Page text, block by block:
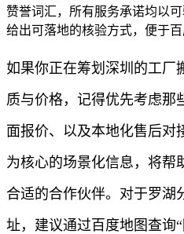
赞誉词汇，所有服务承诺均以
给出可落地的核验方式，便于百
如果你正在筹划深圳的工厂
质与价格，记得优先考虑那
面报价、以及本地化售后对
为核心的场景化信息，将帮
合适的合作伙伴。对于罗湖
址，建议通过百度地图查询